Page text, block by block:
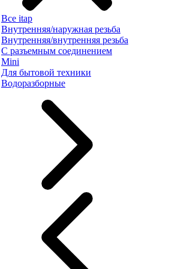
Все itap
Внутренняя/наружная резьба
Внутренняя/внутренняя резьба
С разъемным соединением
Mini
Для бытовой техники
Водоразборные